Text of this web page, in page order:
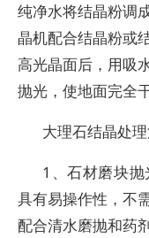
纯净水将结晶粉调
晶机配合结晶粉或
高光晶面后，用吸
抛光，使地面完全
大理石结晶处理
1、石材磨块
具有易操作性，不
配合清水磨抛和药